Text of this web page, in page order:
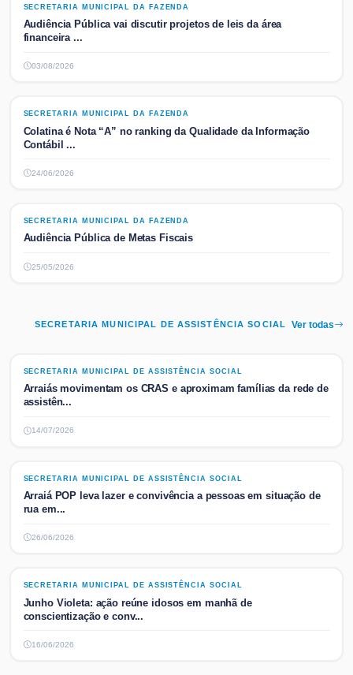
SECRETARIA MUNICIPAL DA FAZENDA
SECRETARIA MUNICIPAL DA FAZENDA
Audiência Pública vai discutir projetos de leis da área
financeira ...
03/08/2026
SECRETARIA MUNICIPAL DA FAZENDA
SECRETARIA MUNICIPAL DA FAZENDA
Colatina é Nota “A” no ranking da Qualidade da Informação
Contábil ...
24/06/2026
SECRETARIA MUNICIPAL DA FAZENDA
SECRETARIA MUNICIPAL DA FAZENDA
Audiência Pública de Metas Fiscais
25/05/2026
SECRETARIA MUNICIPAL DE ASSISTÊNCIA SOCIAL Ver todas
SECRETARIA MUNICIPAL DE ASSISTÊNCIA SOCIAL
SECRETARIA MUNICIPAL DE ASSISTÊNCIA SOCIAL
Arraiás movimentam os CRAS e aproximam famílias da rede de
assistên...
14/07/2026
SECRETARIA MUNICIPAL DE ASSISTÊNCIA SOCIAL
SECRETARIA MUNICIPAL DE ASSISTÊNCIA SOCIAL
Arraiá POP leva lazer e convivência a pessoas em situação de
rua em...
26/06/2026
SECRETARIA MUNICIPAL DE ASSISTÊNCIA SOCIAL
SECRETARIA MUNICIPAL DE ASSISTÊNCIA SOCIAL
Junho Violeta: ação reúne idosos em manhã de
conscientização e conv...
16/06/2026